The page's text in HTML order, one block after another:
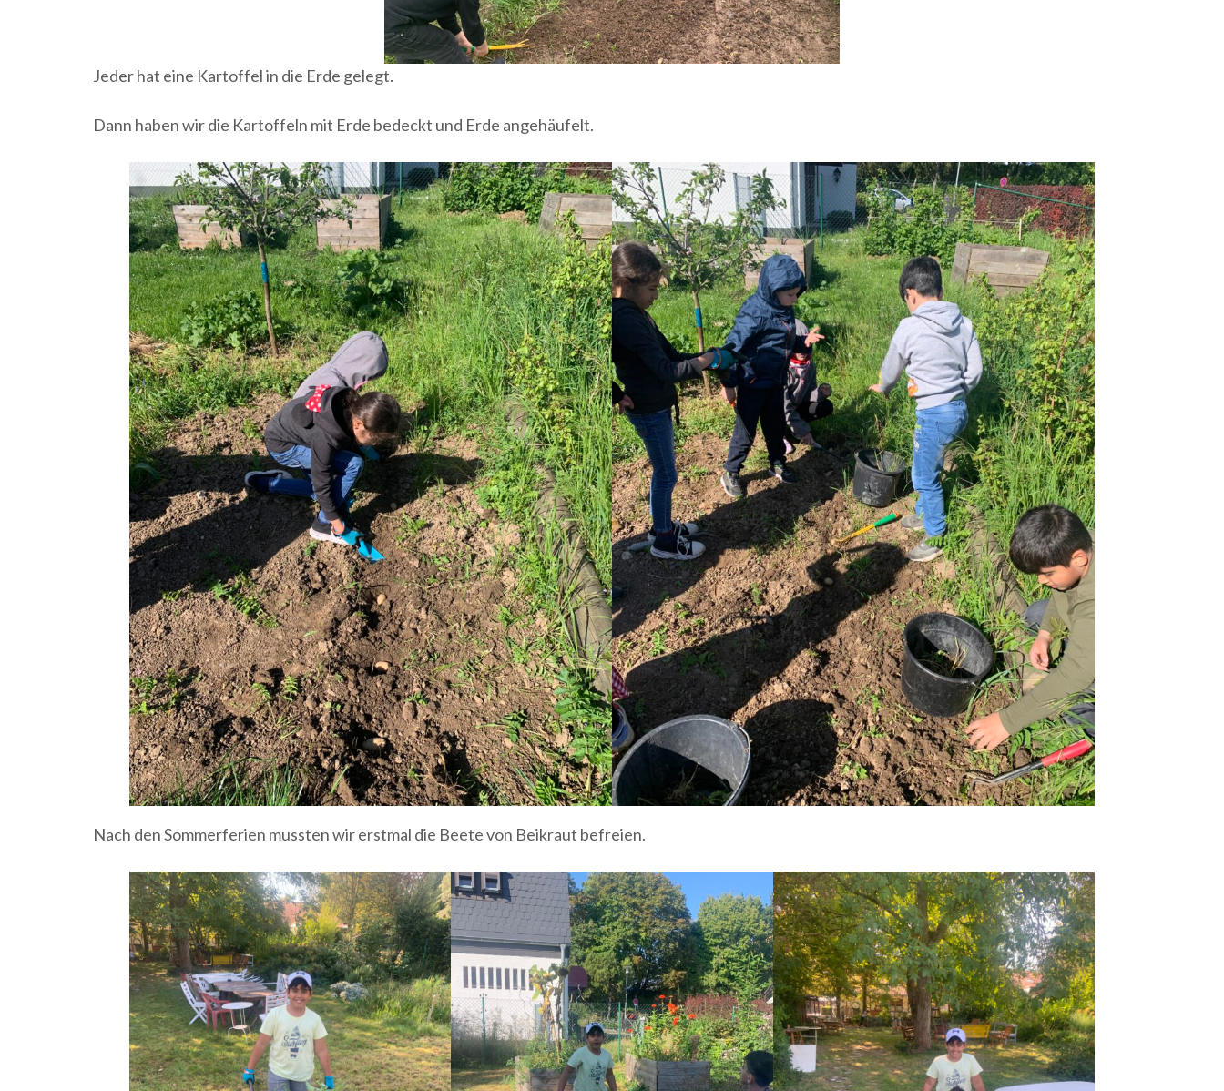
Jeder hat eine Kartoffel in die Erde gelegt.
Dann haben wir die Kartoffeln mit Erde bedeckt und Erde angehäufelt.
Nach den Sommerferien mussten wir erstmal die Beete von Beikraut befreien.